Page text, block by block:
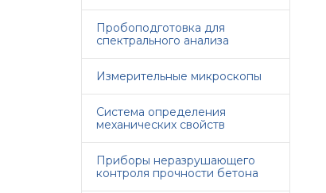
Пробоподготовка для
спектрального анализа
Измерительные микроскопы
Система определения
механических свойств
Приборы неразрушающего
контроля прочности бетона